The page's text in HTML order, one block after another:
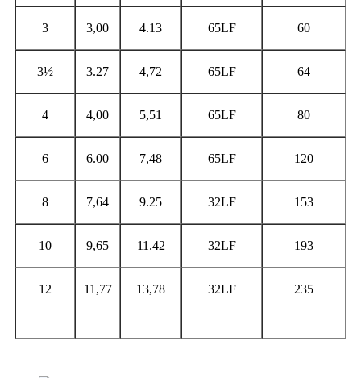
3 3,00 4.13 65LF 60
3½ 3.27 4,72 65LF 64
4 4,00 5,51 65LF 80
6 6.00 7,48 65LF 120
8 7,64 9.25 32LF 153
10 9,65 11.42 32LF 193
12 11,77 13,78 32LF 235